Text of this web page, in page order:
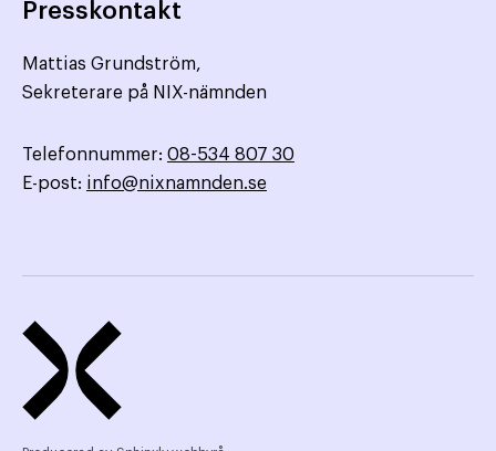
Presskontakt
Mattias Grundström,
Sekreterare på NIX-nämnden
Telefonnummer: 08-534 807 30
E-post: info@nixnamnden.se